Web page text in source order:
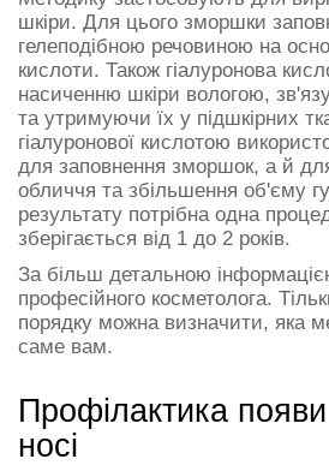
шкіри. Для цього зморшки
гелеподібною речовиною на
кислоти. Також гіалуронова
насиченню шкіри вологою,
та утримуючи їх у підшкірних
гіалуронової кислотою
для заповнення зморшок, а й для
обличчя та збільшення об'єму
результату потрібна одна
зберігається від 1 до 2 років.
За більш детальною
професійного косметолога.
порядку можна визначити, яка
саме вам.
Профілактика
носі